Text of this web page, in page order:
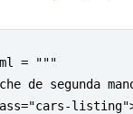
= """
de segunda